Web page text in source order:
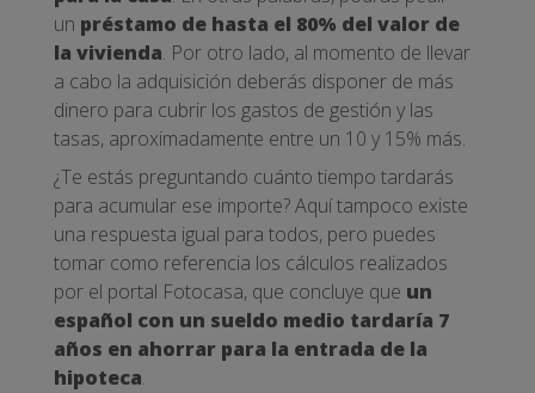
un préstamo de hasta el 80% del valor de
la vivienda. Por otro lado, al momento de llevar
a cabo la adquisición deberás disponer de más
dinero para cubrir los gastos de gestión y las
tasas, aproximadamente entre un 10 y 15% más.
¿Te estás preguntando cuánto tiempo tardarás
para acumular ese importe? Aquí tampoco existe
una respuesta igual para todos, pero puedes
tomar como referencia los cálculos realizados
por el portal Fotocasa, que concluye que un
español con un sueldo medio tardaría 7
años en ahorrar para la entrada de la
hipoteca.